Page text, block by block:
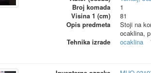
Broj komada
1
Visina 1 (cm)
81
Opis predmeta
Stoji na
ocaklina,
Tehnika izrade
ocaklina